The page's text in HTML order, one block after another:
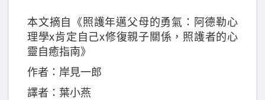
本文摘自《照護年邁父母的勇氣：阿德勒心
理學x肯定自己x修復親子關係，照護者的心
靈自癒指南》
作者：岸見一郎
譯者：葉小燕